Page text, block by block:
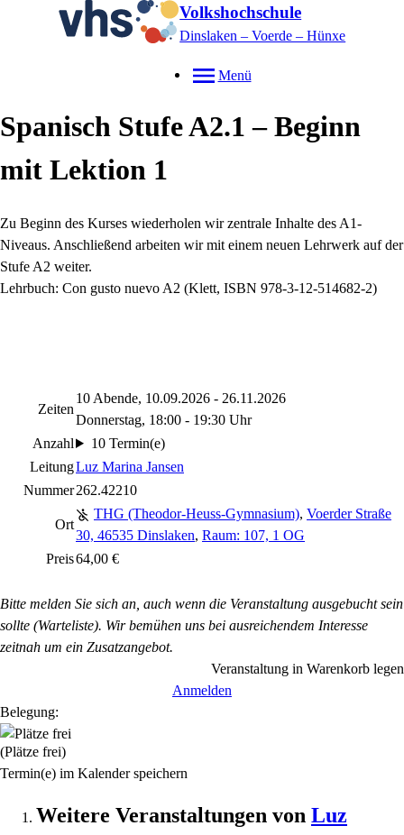
Volkshochschule
Dinslaken – Voerde – Hünxe
Menü
Spanisch Stufe A2.1 – Beginn
mit Lektion 1
Zu Beginn des Kurses wiederholen wir zentrale Inhalte des A1-
Niveaus. Anschließend arbeiten wir mit einem neuen Lehrwerk auf der
Stufe A2 weiter.
Lehrbuch: Con gusto nuevo A2 (Klett, ISBN 978-3-12-514682-2)
Zeiten
10 Abende, 10.09.2026 - 26.11.2026
Donnerstag, 18:00 - 19:30 Uhr
Anzahl
10 Termin(e)
LeitungLuz Marina Jansen
Nummer262.42210
Ort
THG (Theodor-Heuss-Gymnasium), Voerder Straße
30, 46535 Dinslaken, Raum: 107, 1 OG
Preis64,00 €
Bitte melden Sie sich an, auch wenn die Veranstaltung ausgebucht sein
sollte (Warteliste). Wir bemühen uns bei ausreichendem Interesse
zeitnah um ein Zusatzangebot.
Veranstaltung in Warenkorb legen
Anmelden
Belegung:
(Plätze frei)
Termin(e) im Kalender speichern
Weitere Veranstaltungen von Luz